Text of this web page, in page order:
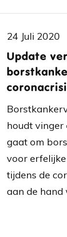
24 Juli 2020
Update
houdt vinger
gaat om
voor
tijdens de
aan de hand